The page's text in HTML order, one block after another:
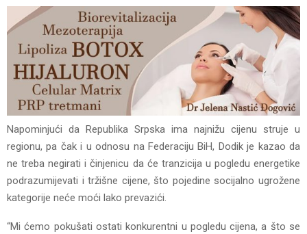
Napominjući da Republika Srpska ima najnižu cijenu struje u
regionu, pa čak i u odnosu na Federaciju BiH, Dodik je kazao da
ne treba negirati i činjenicu da će tranzicija u pogledu energetike
podrazumijevati i tržišne cijene, što pojedine socijalno ugrožene
kategorije neće moći lako prevazići.
“Mi ćemo pokušati ostati konkurentni u pogledu cijena, a što se